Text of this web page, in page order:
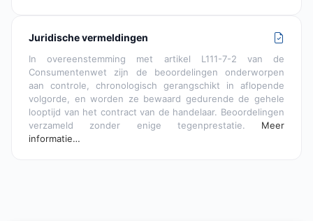
Juridische vermeldingen
In overeenstemming met artikel L111-7-2 van de
Consumentenwet zijn de beoordelingen onderworpen
aan controle, chronologisch gerangschikt in aflopende
volgorde, en worden ze bewaard gedurende de gehele
looptijd van het contract van de handelaar. Beoordelingen
verzameld zonder enige tegenprestatie. Meer
informatie…